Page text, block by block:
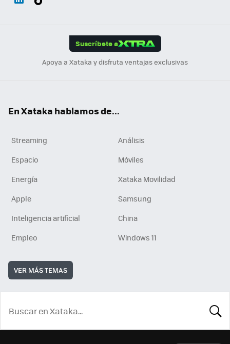
Suscríbete a
Apoya a Xataka y disfruta ventajas exclusivas
En Xataka hablamos de...
Streaming
Análisis
Espacio
Móviles
Energía
Xataka Movilidad
Apple
Samsung
Inteligencia artificial
China
Empleo
Windows 11
VER MÁS TEMAS